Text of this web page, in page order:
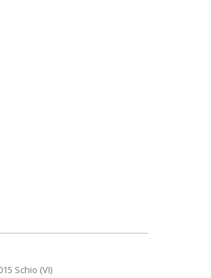
Schio (VI)